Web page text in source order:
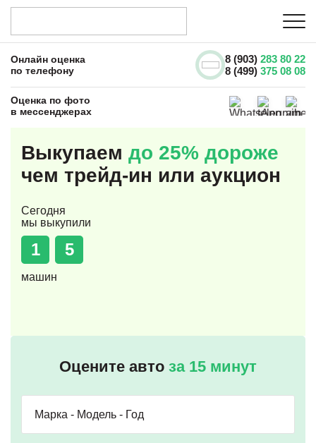
Онлайн оценка
по телефону
8 (903) 283 80 22
8 (499) 375 08 08
Оценка по фото
в мессенджерах
Выкупаем до 25% дороже
чем трейд-ин или аукцион
Сегодня
мы выкупили
1 5
машин
Оцените авто за 15 минут